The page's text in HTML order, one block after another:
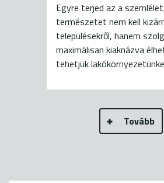
Egyre terjed az a
természetet nem kell
településekről, hanem
maximálisan kiaknázva
tehetjük
Tovább